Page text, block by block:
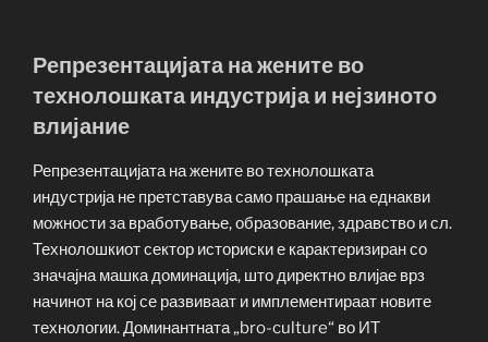
Репрезентацијата на жените во
технолошката индустрија и нејзиното
влијание
Репрезентацијата на жените во технолошката
индустрија не претставува само прашање на еднакви
можности за вработување, образование, здравство и сл.
Технолошкиот сектор историски е карактеризиран со
значајна машка доминација, што директно влијае врз
начинот на кој се развиваат и имплементираат новите
технологии. Доминантната „bro-culture“ во ИТ